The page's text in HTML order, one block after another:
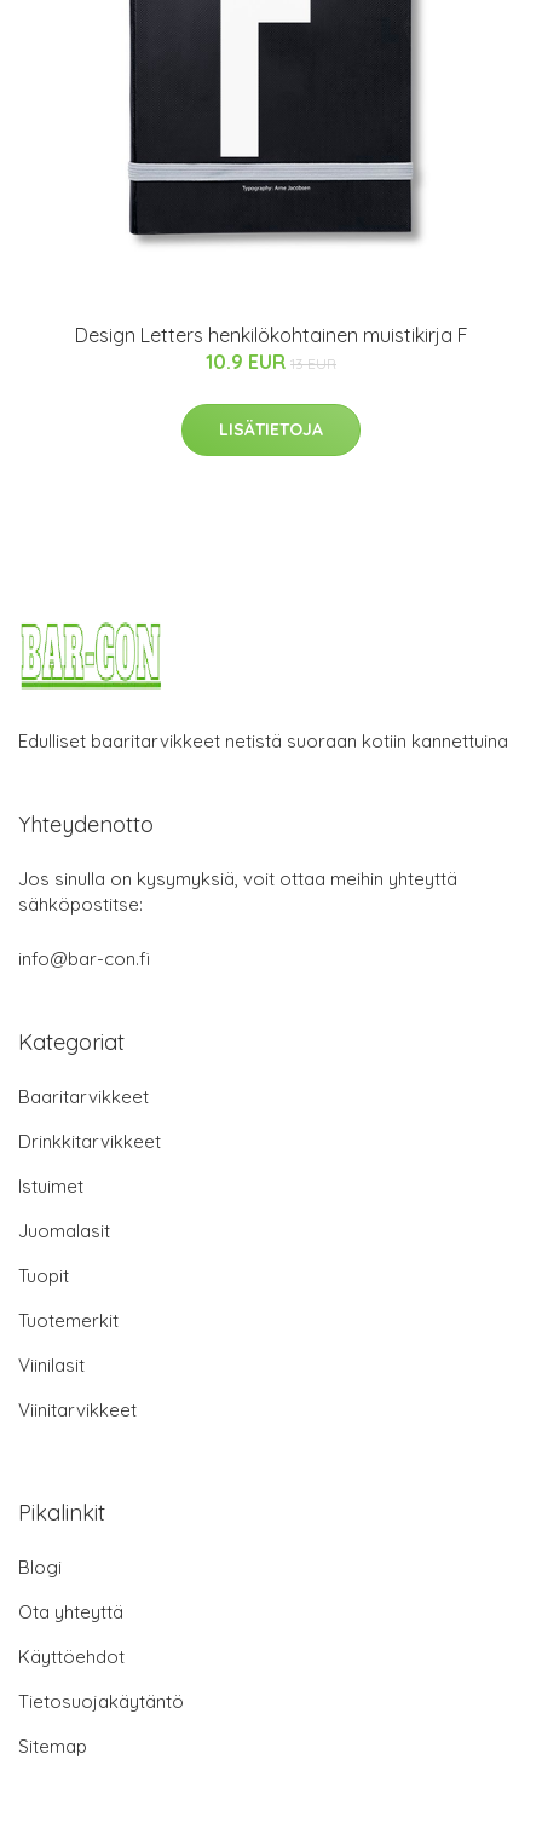
Design Letters henkilökohtainen muistikirja F
10.9 EUR 13 EUR
LISÄTIETOJA
Edulliset baaritarvikkeet netistä suoraan kotiin kannettuina
Yhteydenotto
Jos sinulla on kysymyksiä, voit ottaa meihin yhteyttä
sähköpostitse:
info@bar-con.fi
Kategoriat
Baaritarvikkeet
Drinkkitarvikkeet
Istuimet
Juomalasit
Tuopit
Tuotemerkit
Viinilasit
Viinitarvikkeet
Pikalinkit
Blogi
Ota yhteyttä
Käyttöehdot
Tietosuojakäytäntö
Sitemap